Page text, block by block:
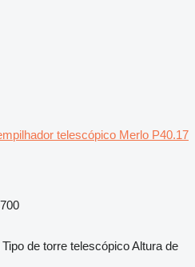
telescópico Merlo P40.17
Tipo de torre telescópicoAltura de